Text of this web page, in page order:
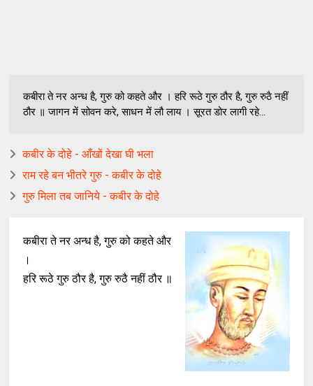
कबीरा ते नर अन्ध है, गुरु को कहते और । हरि रूठे गुरु ठौर है, गुरु रुठै नहीं
ठौर ॥ जागन में सोवन करे, साधन में लौ लाय । सूरत डोर लागी रहे...
कबीर के दोहे - आँखों देखा घी भला
राम रहे बन भीतरे गुरु - कबीर के दोहे
गुरु मिला तब जानिये - कबीर के दोहे
कबीरा ते नर अन्ध है, गुरु को कहते और
।
हरि रूठे गुरु ठौर है, गुरु रुठै नहीं ठौर ॥